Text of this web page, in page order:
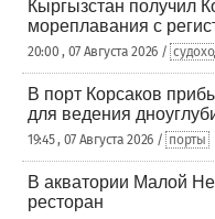
Кыргызстан получил
мореплавания с
20:00 , 07 Августа 2026 /
В порт Корсаков
для ведения
19:45 , 07 Августа 2026 / порты
В акватории Малой
ресторан